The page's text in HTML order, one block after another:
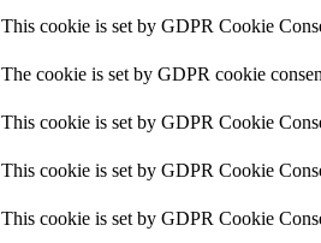
This cookie is set by GDPR Cookie
The cookie is set by GDPR cookie
This cookie is set by GDPR Cookie
This cookie is set by GDPR Cookie
This cookie is set by GDPR Cookie